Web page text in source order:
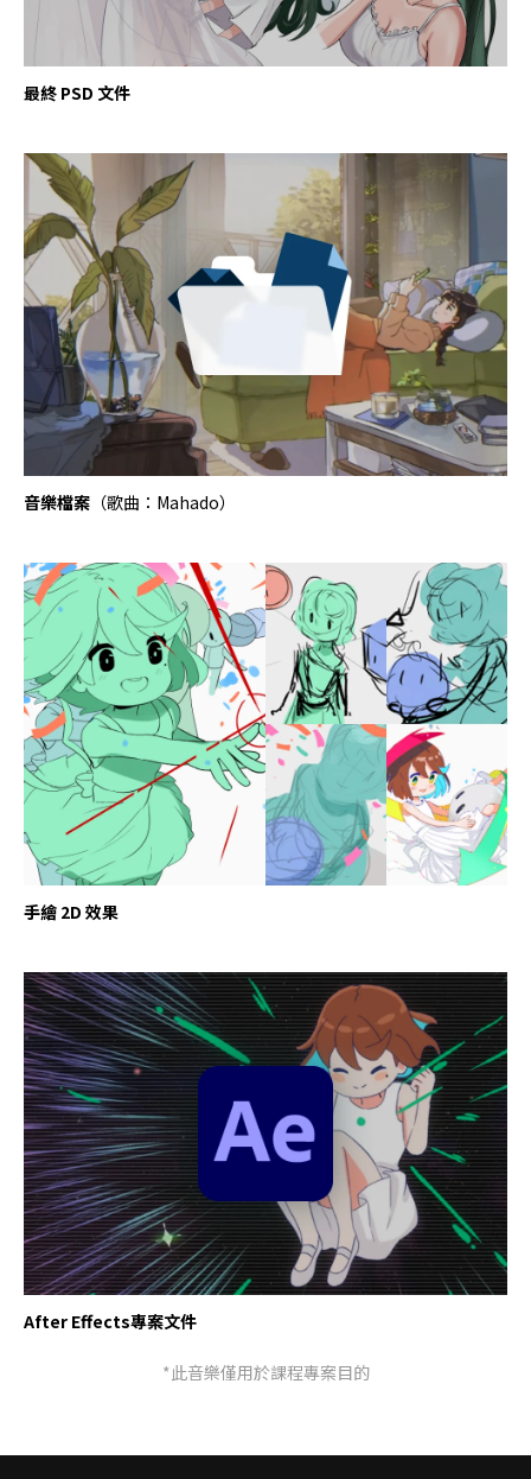
最終 PSD 文件
音樂檔案 （歌曲：Mahado）
手繪 2D 效果
After Effects專案文件
*此音樂僅用於課程專案目的